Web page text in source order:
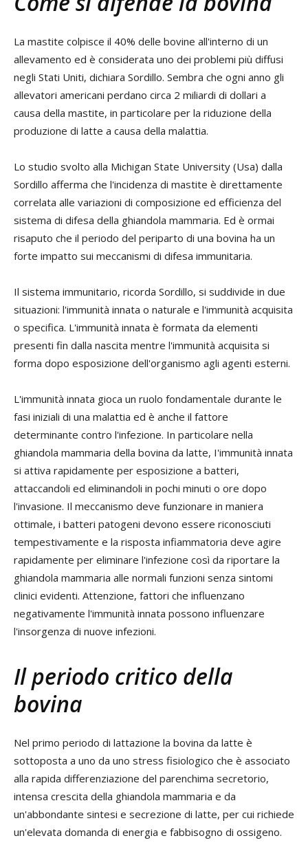
La mastite colpisce il 40% delle bovine all'interno di un
allevamento ed è considerata uno dei problemi più diffusi
negli Stati Uniti, dichiara Sordillo. Sembra che ogni anno gli
allevatori americani perdano circa 2 miliardi di dollari a
causa della mastite, in particolare per la riduzione della
produzione di latte a causa della malattia.
Lo studio svolto alla Michigan State University (Usa) dalla
Sordillo afferma che l'incidenza di mastite è direttamente
correlata alle variazioni di composizione ed efficienza del
sistema di difesa della ghiandola mammaria. Ed è ormai
risaputo che il periodo del periparto di una bovina ha un
forte impatto sui meccanismi di difesa immunitaria.
Il sistema immunitario, ricorda Sordillo, si suddivide in due
situazioni: l'immunità innata o naturale e l'immunità acquisita
o specifica. L'immunità innata è formata da elementi
presenti fin dalla nascita mentre l'immunità acquisita si
forma dopo esposizione dell'organismo agli agenti esterni.
L'immunità innata gioca un ruolo fondamentale durante le
fasi iniziali di una malattia ed è anche il fattore
determinante contro l'infezione. In particolare nella
ghiandola mammaria della bovina da latte, I'immunità innata
si attiva rapidamente per esposizione a batteri,
attaccandoli ed eliminandoli in pochi minuti o ore dopo
l'invasione. Il meccanismo deve funzionare in maniera
ottimale, i batteri patogeni devono essere riconosciuti
tempestivamente e la risposta infiammatoria deve agire
rapidamente per eliminare l'infezione così da riportare la
ghiandola mammaria alle normali funzioni senza sintomi
clinici evidenti. Attenzione, fattori che influenzano
negativamente l'immunità innata possono influenzare
l'insorgenza di nuove infezioni.
Il periodo critico della
bovina
Nel primo periodo di lattazione la bovina da latte è
sottoposta a uno da uno stress fisiologico che è associato
alla rapida differenziazione del parenchima secretorio,
intensa crescita della ghiandola mammaria e da
un'abbondante sintesi e secrezione di latte, per cui richiede
un'elevata domanda di energia e fabbisogno di ossigeno.